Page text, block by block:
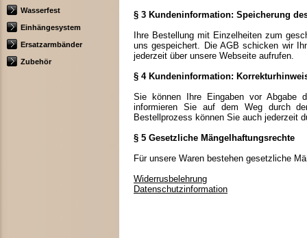
Wasserfest
Einhängesystem
Ersatzarmbänder
Zubehör
§ 3 Kundeninformation: Speicherung
Ihre Bestellung mit Einzelheiten zum
uns gespeichert. Die AGB schicken wir
jederzeit über unsere Webseite aufrufen.
§ 4 Kundeninformation:
Sie können Ihre Eingaben vor Abgabe
informieren Sie auf dem Weg durch
Bestellprozess können Sie auch jederzeit
§ 5 Gesetzliche Mängelhaftungsrechte
Für unsere Waren bestehen gesetzliche
Widerrusbelehrung
Datenschutzinformation